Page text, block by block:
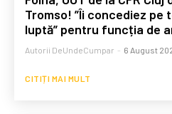
Tromso! ”Îi concediez pe
luptă” pentru funcția de
Autorii DeUndeCumpar - 6 August
CITIȚI MAI MULT